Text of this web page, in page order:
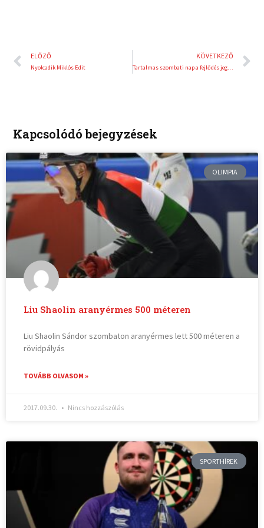
Előző
ELŐZŐ
Nyolcadik Miklós Edit
KÖVETKEZŐ
Tartalmas szombati nap a fejlődés jegyében!
Kapcsolódó bejegyzések
OLIMPIA
Liu Shaolin aranyérmes 500 méteren
Liu Shaolin Sándor szombaton aranyérmes lett 500 méteren a
rövidpályás
TOVÁBB OLVASOM »
2017.09.30. Nincs hozzászólás
SPORTHÍREK